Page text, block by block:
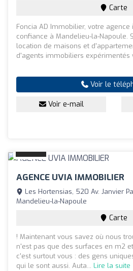
Carte
Foncia AD Immobilier, votre
confiance à Mandelieu-la-Napoule.
location de maisons et
d'agents immobiliers expérimentés
Voir le
Voir e-mail
AGENCE UVIA IMMOBILIER
Les Hortensias, 520 Av. Janvier
Mandelieu-la-Napoule
Carte
! Maintenant vous savez où nous
n'est pas que des surfaces en m2
c'est surtout vous : des gens
qui le sont aussi. Auta... Lire la suite